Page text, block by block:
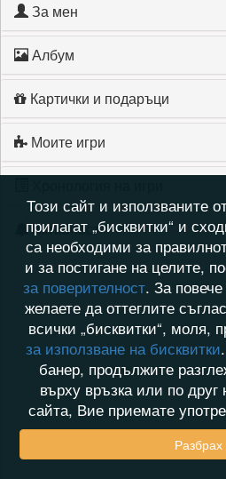
За мен
Албум
Картички и подаръци
Моите игри
Активност
Този сайт и използваните
прилагат „бисквитки“ и
са необходими за
и за постигане на целите,
за поверителност. За
желаете да оттеглите
всички „бисквитки“, моля,
за използване на бисквитки
банер, продължите
върху връзка или по друг
сайта, Вие приемате
Разбрах